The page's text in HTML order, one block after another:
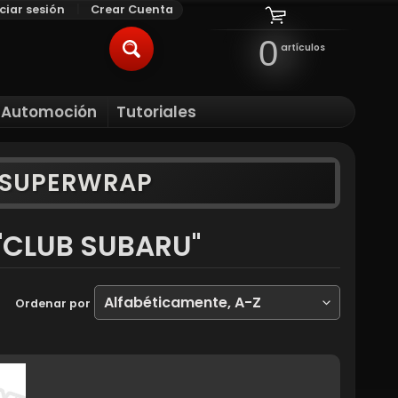
sesión Crear Cuenta
0 artículos
MENU Tutoriales
SUBARU"
Ordenar por